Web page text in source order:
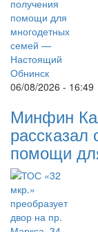
06/08/2026 - 16:49
Минфин
рассказал
помощи